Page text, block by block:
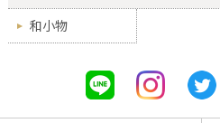
和小物